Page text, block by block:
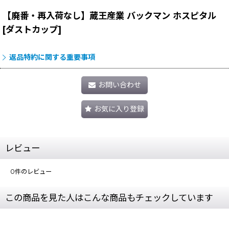
【廃番・再入荷なし】蔵王産業 バックマン ホスピタル
[ダストカップ]
返品特約に関する重要事項
お問い合わせ
お気に入り登録
レビュー
0件のレビュー
この商品を見た人はこんな商品もチェックしています